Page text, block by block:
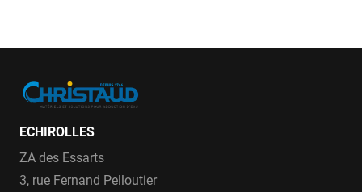
ECHIROLLES
ZA des Essarts
3, rue Fernand Pelloutier